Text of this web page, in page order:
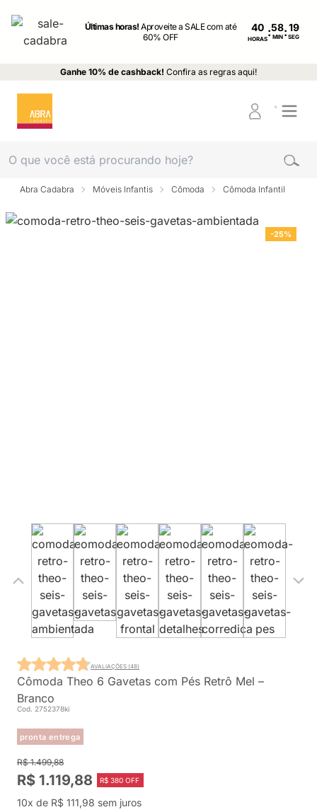
Últimas horas!Aproveite a SALE com até
60% OFF
40
HORAS: MIN : SEG
Ganhe 10% de cashback! Confira as regras aqui!
Abra Cadabra Móveis Infantis Cômoda Cômoda Infantil
-25%
Cômoda Theo 6 Gavetas com Pés Retrô Mel –
Branco
Cod. 2752378ki
pronta entrega
AVALIAÇÕES (48)
R$ 1.499,88
R$ 1.119,88 R$ 380 OFF
10x de R$ 111,98 sem juros